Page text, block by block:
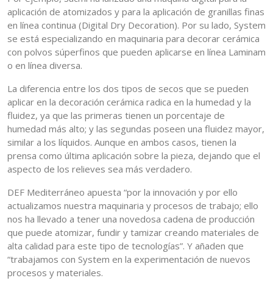
aplicación de atomizados y para la aplicación de granillas finas
en línea continua (Digital Dry Decoration). Por su lado, System
se está especializando en maquinaria para decorar cerámica
con polvos súperfinos que pueden aplicarse en línea Laminam
o en línea diversa.
La diferencia entre los dos tipos de secos que se pueden
aplicar en la decoración cerámica radica en la humedad y la
fluidez, ya que las primeras tienen un porcentaje de
humedad más alto; y las segundas poseen una fluidez mayor,
similar a los líquidos. Aunque en ambos casos, tienen la
prensa como última aplicación sobre la pieza, dejando que el
aspecto de los relieves sea más verdadero.
DEF Mediterráneo apuesta “por la innovación y por ello
actualizamos nuestra maquinaria y procesos de trabajo; ello
nos ha llevado a tener una novedosa cadena de producción
que puede atomizar, fundir y tamizar creando materiales de
alta calidad para este tipo de tecnologías”. Y añaden que
“trabajamos con System en la experimentación de nuevos
procesos y materiales.